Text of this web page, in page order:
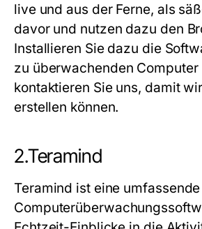
live und aus der Ferne, als
davor und nutzen dazu den
Installieren Sie dazu die
zu überwachenden Computer
kontaktieren Sie uns, damit
erstellen können.
2.Teramind
Teramind ist eine umfassende